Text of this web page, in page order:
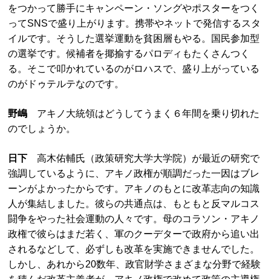
をつかって勝手にキャンペーン・ソングやポスターをつく
ってSNSで盛り上がります。携帯やネットで発信するスタ
イルです。そうした選挙運動を貧困層もやる。国民参加型
の選挙です。候補者を揶揄するパロディもたくさんつく
る。そこで叩かれているのがロハスで、盛り上がっている
のがドゥテルテなのです。
野嶋 アキノ大統領はどうしてうまく６年間を乗り切れた
のでしょうか。
日下 高木佑輔氏（政策研究大学大学院）が最近の研究で
強調しているように、アキノ政権が順調だった一因はブレ
ーンがよかったからです。アキノのもとに改革志向の知識
人が集結しました。彼らの共通点は、もともと反マルコス
闘争をやった社会運動の人々です。母のコラソン・アキノ
政権で彼らはまだ若く、軍のクーデターで政府から追い出
されるなどして、必ずしも改革を実施できませんでした。
しかし、あれから20数年、政官財学さまざまな分野で経験